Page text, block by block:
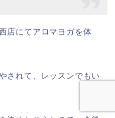
店にてアロマヨガを体
されて、レッスンでもい